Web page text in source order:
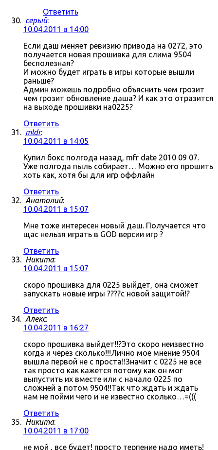
Ответить
серый:
10.04.2011 в 14:00
Если даш меняет ревизию привода на 0272, это
получается новая прошивка для слима 9504
бесполезная?
И можно будет играть в игры которые вышли
раньше?
Админ можешь подробно объяснить чем грозит
чем грозит обновление даша? И как это отразится
на выходе прошивки на0225?
Ответить
mldr:
10.04.2011 в 14:05
Купил бокс полгода назад, mfr date 2010 09 07.
Уже полгода пыль собирает… Можно его прошить
хоть как, хотя бы для игр оффлайн
Ответить
Анатолий:
10.04.2011 в 15:07
Мне тоже интересен новый даш. Получается что
щас нельзя играть в GOD версии игр ?
Ответить
Никита:
10.04.2011 в 15:07
скоро прошивка для 0225 выйдет, она сможет
запускать новые игры ????с новой защитой!?
Ответить
Алекс:
10.04.2011 в 16:27
скоро прошивка выйдет!!?Это скоро неизвестно
когда и через сколько!!!Лично мое мнение 9504
вышла первой не с проста!!Значит с 0225 не все
так просто как кажется потому как он мог
выпустить их вместе или с начало 0225 по
сложней а потом 9504!!Так что ждать и ждать
нам не пойми чего и не известно сколько…=(((
Ответить
Никита:
10.04.2011 в 17:00
не мой , все будет! просто терпение надо иметь!